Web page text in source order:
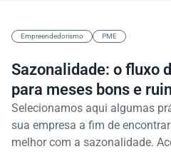
Empreendedorismo PME
Sazonalidade: o fluxo
para meses bons e
Selecionamos aqui algumas
sua empresa a fim de
melhor com a sazonalidade.